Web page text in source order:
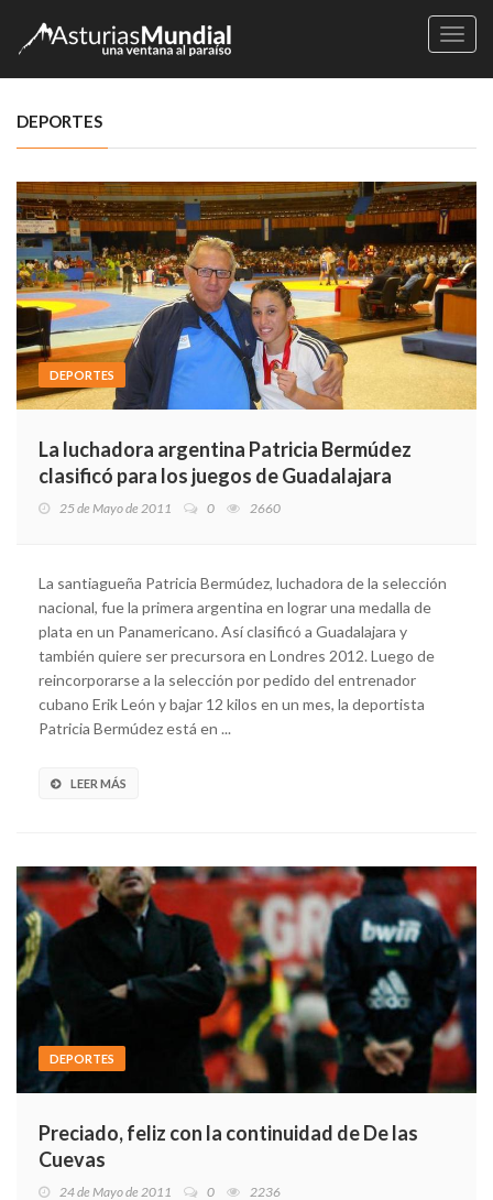
DEPORTES
DEPORTES
La luchadora argentina Patricia Bermúdez
clasificó para los juegos de Guadalajara
25 de Mayo de 2011 0 2660
La santiagueña Patricia Bermúdez, luchadora de la selección
nacional, fue la primera argentina en lograr una medalla de
plata en un Panamericano. Así clasificó a Guadalajara y
también quiere ser precursora en Londres 2012. Luego de
reincorporarse a la selección por pedido del entrenador
cubano Erik León y bajar 12 kilos en un mes, la deportista
Patricia Bermúdez está en ...
LEER MÁS
DEPORTES
Preciado, feliz con la continuidad de De las
Cuevas
24 de Mayo de 2011 0 2236